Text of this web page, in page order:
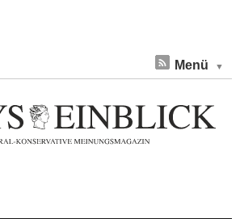
Menü